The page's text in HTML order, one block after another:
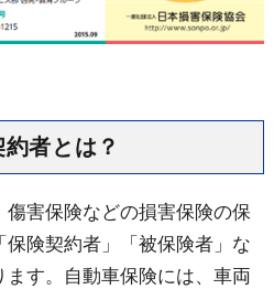
者とは？
害保険などの損害保険の保
険契約者」「被保険者」な
す。自動車保険には、車両